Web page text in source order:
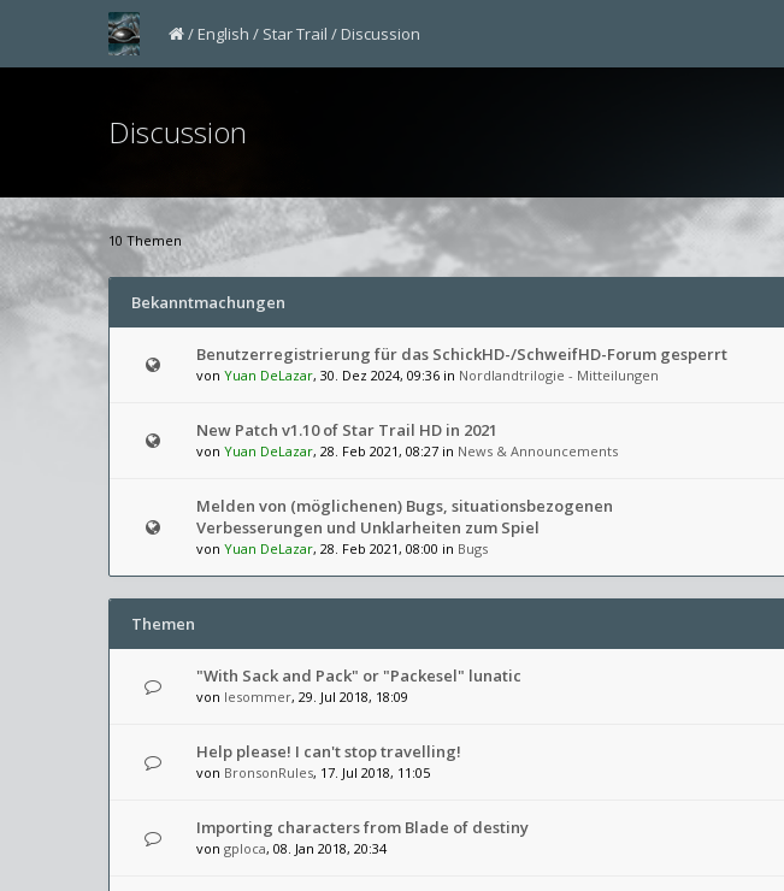
English Star Trail Discussion
Discussion
10 Themen
Bekanntmachungen
Benutzerregistrierung für das SchickHD-/SchweifHD-Forum gesperrt
von Yuan DeLazar, 30. Dez 2024, 09:36 in Nordlandtrilogie - Mitteilungen
New Patch v1.10 of Star Trail HD in 2021
von Yuan DeLazar, 28. Feb 2021, 08:27 in News & Announcements
Melden von (möglichenen) Bugs, situationsbezogenen
Verbesserungen und Unklarheiten zum Spiel
von Yuan DeLazar, 28. Feb 2021, 08:00 in Bugs
Themen
"With Sack and Pack" or "Packesel" lunatic
von lesommer, 29. Jul 2018, 18:09
Help please! I can't stop travelling!
von BronsonRules, 17. Jul 2018, 11:05
Importing characters from Blade of destiny
von gploca, 08. Jan 2018, 20:34